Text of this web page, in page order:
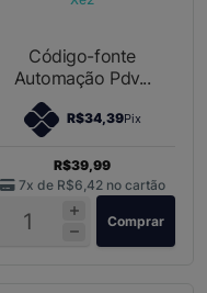
Código-fonte
Automação Pdv...
R$34,39Pix
R$39,99
7x de R$6,42 no cartão
Comprar